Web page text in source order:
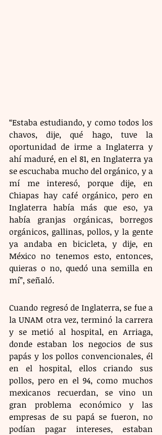
“Estaba estudiando, y como todos los
chavos, dije, qué hago, tuve la
oportunidad de irme a Inglaterra y
ahí maduré, en el 81, en Inglaterra ya
se escuchaba mucho del orgánico, y a
mí me interesó, porque dije, en
Chiapas hay café orgánico, pero en
Inglaterra había más que eso, ya
había granjas orgánicas, borregos
orgánicos, gallinas, pollos, y la gente
ya andaba en bicicleta, y dije, en
México no tenemos esto, entonces,
quieras o no, quedó una semilla en
mí”, señaló.
Cuando regresó de Inglaterra, se fue a
la UNAM otra vez, terminó la carrera
y se metió al hospital, en Arriaga,
donde estaban los negocios de sus
papás y los pollos convencionales, él
en el hospital, ellos criando sus
pollos, pero en el 94, como muchos
mexicanos recuerdan, se vino un
gran problema económico y las
empresas de su papá se fueron, no
podían pagar intereses, estaban